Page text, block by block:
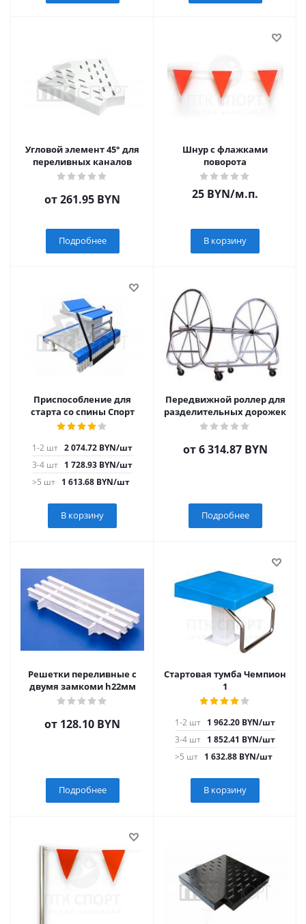
Угловой элемент 45° для
переливных каналов
от261.95 BYN
Подробнее
Шнур с флажками
поворота
25 BYN/м.п.
В корзину
Приспособление для
старта со спины Спорт
1-2 шт 2 074.72 BYN/шт
3-4 шт 1 728.93 BYN/шт
>5 шт 1 613.68 BYN/шт
В корзину
Передвижной роллер для
разделительных дорожек
от6 314.87 BYN
Подробнее
Решетки переливные с
двумя замкоми h22мм
от 128.10 BYN
Подробнее
Стартовая тумба Чемпион
1
1-2 шт 1 962.20 BYN/шт
3-4 шт 1 852.41 BYN/шт
>5 шт 1 632.88 BYN/шт
В корзину